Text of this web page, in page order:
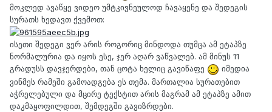
მოკლედ ავაწყე ვიდეო უმტკივნეულოდ ჩავაყენე და შედეგის
სურათს ხედავთ ქვემოთ:
ისეთი შედეგი ვერ არის როგორიც მინდოდა თუმცა ამ ეტაპზე
ნორმალურია და იყოს ესე, ჯერ აღარ ვაწვალებ. ამ მინუს 11
გრადუსს დავჯერდები, თან ცოტა ხელიც გავიწაფე
იმედია
ვინმეს რამეში გამოადგება ეს თემა. მართალია სურათებით
აჭრელებული და მცირე ტექსტით არის მაგრამ ამ ეტაპზე ამით
დაკმაყოფილდით, შემდეგში გავიზრდები.